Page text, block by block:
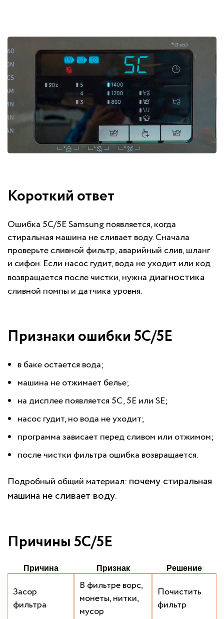
Короткий ответ
Ошибка 5C/5E Samsung появляется, когда
стиральная машина не сливает воду. Сначала
проверьте сливной фильтр, аварийный слив, шланг
и сифон. Если насос гудит, вода не уходит или код
возвращается после чистки, нужна диагностика
сливной помпы и датчика уровня.
Признаки ошибки 5C/5E
в баке остается вода;
машина не отжимает белье;
на дисплее появляется 5C, 5E или SE;
насос гудит, но вода не уходит;
программа зависает перед сливом или отжимом;
после чистки фильтра ошибка возвращается.
Подробный общий материал: почему стиральная
машина не сливает воду.
Причины 5C/5E
Причина Признак Решение
Засор
фильтра
В фильтре ворс,
монеты, нитки,
мусор
Почистить
фильтр